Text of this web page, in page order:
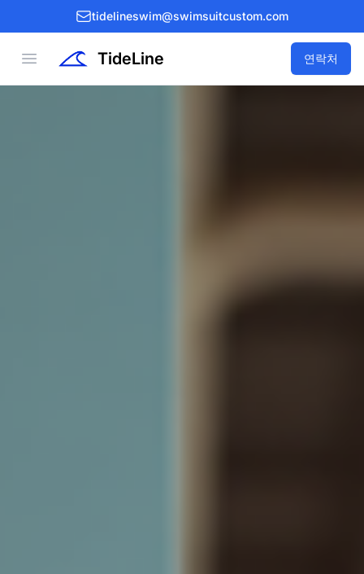
tidelineswim@swimsuitcustom.com
Open menu TideLine 연락처